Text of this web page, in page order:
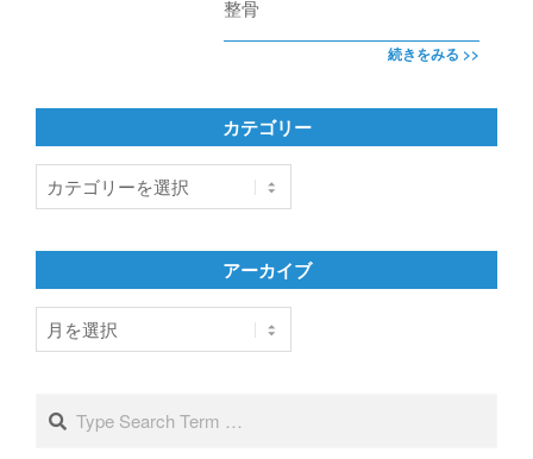
整骨
続きをみる >>
カテゴリー
テ
リ
アーカイブ
ア
ー
ブ